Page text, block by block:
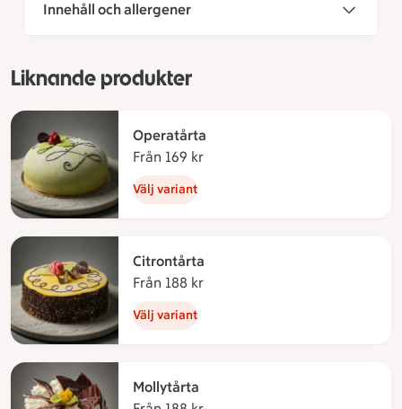
Innehåll och allergener
Liknande produkter
Operatårta
Från 169 kr
Välj variant
Citrontårta
Från 188 kr
Välj variant
Mollytårta